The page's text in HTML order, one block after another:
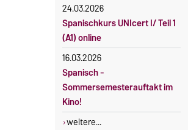
24.03.2026
Spanischkurs UNIcert I/ Teil 1
(A1) online
16.03.2026
Spanisch -
Sommersemesterauftakt im
Kino!
weitere...